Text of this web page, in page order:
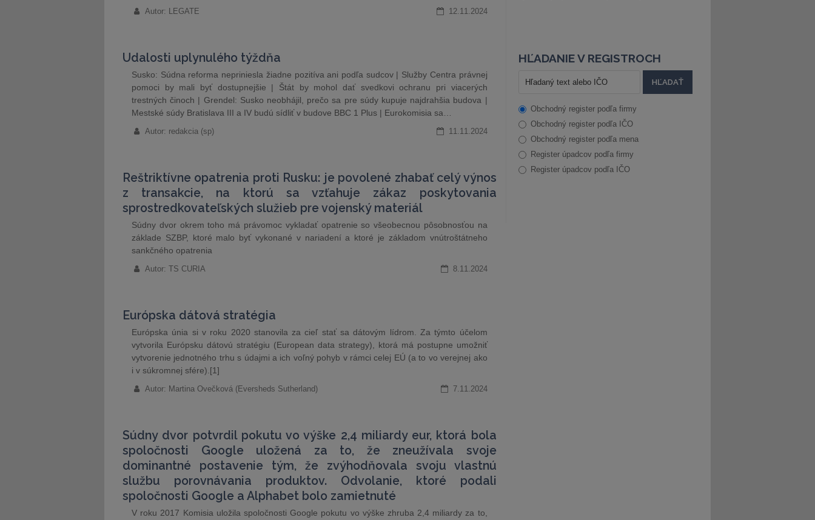
Autor: LEGATE 12.11.2024
Udalosti uplynulého týždňa
Susko: Súdna reforma nepriniesla žiadne pozitíva ani podľa sudcov | Služby Centra právnej
pomoci by mali byť dostupnejšie | Štát by mohol dať svedkovi ochranu pri viacerých
trestných činoch | Grendel: Susko neobhájil, prečo sa pre súdy kupuje najdrahšia budova |
Mestské súdy Bratislava III a IV budú sídliť v budove BBC 1 Plus | Eurokomisia sa…
Autor: redakcia (sp) 11.11.2024
Reštriktívne opatrenia proti Rusku: je povolené zhabať celý výnos
z transakcie, na ktorú sa vzťahuje zákaz poskytovania
sprostredkovateľských služieb pre vojenský materiál
Súdny dvor okrem toho má právomoc vykladať opatrenie so všeobecnou pôsobnosťou na
základe SZBP, ktoré malo byť vykonané v nariadení a ktoré je základom vnútroštátneho
sankčného opatrenia
Autor: TS CURIA 8.11.2024
Európska dátová stratégia
Európska únia si v roku 2020 stanovila za cieľ stať sa dátovým lídrom. Za týmto účelom
vytvorila Európsku dátovú stratégiu (European data strategy), ktorá má postupne umožniť
vytvorenie jednotného trhu s údajmi a ich voľný pohyb v rámci celej EÚ (a to vo verejnej ako
i v súkromnej sfére).[1]
Autor: Martina Ovečková (Eversheds Sutherland) 7.11.2024
Súdny dvor potvrdil pokutu vo výške 2,4 miliardy eur, ktorá bola
spoločnosti Google uložená za to, že zneužívala svoje
dominantné postavenie tým, že zvýhodňovala svoju vlastnú
službu porovnávania produktov. Odvolanie, ktoré podali
spoločnosti Google a Alphabet bolo zamietnuté
V roku 2017 Komisia uložila spoločnosti Google pokutu vo výške zhruba 2,4 miliardy za to,
HĽADANIE V REGISTROCH
Obchodný register podľa firmy
Obchodný register podľa IČO
Obchodný register podľa mena
Register úpadcov podľa firmy
Register úpadcov podľa IČO